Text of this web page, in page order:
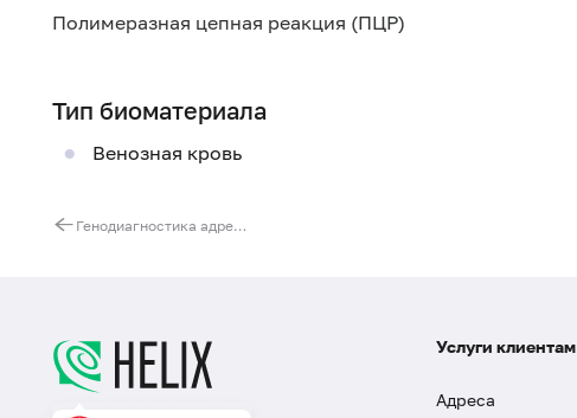
Полимеразная цепная реакция (ПЦР)
Тип биоматериала
Венозная кровь
Генодиагностика адреногенитального синдрома. Ген CYP21A2
Услуги клиентам
Адреса